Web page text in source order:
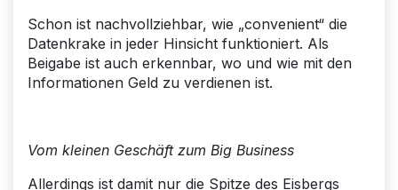
Schon ist nachvollziehbar, wie „convenient“ die
Datenkrake in jeder Hinsicht funktioniert. Als
Beigabe ist auch erkennbar, wo und wie mit den
Informationen Geld zu verdienen ist.
Vom kleinen Geschäft zum Big Business
Allerdings ist damit nur die Spitze des Eisbergs